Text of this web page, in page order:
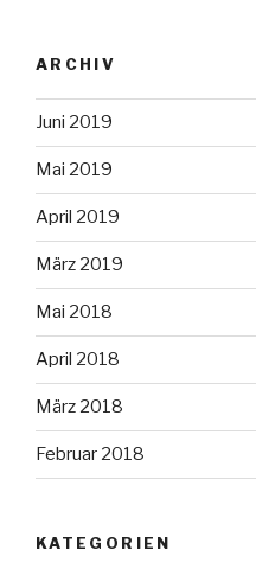
ARCHIV
Juni 2019
Mai 2019
April 2019
März 2019
Mai 2018
April 2018
März 2018
Februar 2018
KATEGORIEN